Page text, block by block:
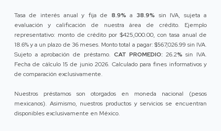
Tasa de interés anual y fija de 8.9% a 38.9% sin IVA, sujeta a
evaluación y calificación de nuestra área de crédito. Ejemplo
representativo: monto de crédito por $425,000.00, con tasa anual de
18.6% y a un plazo de 36 meses. Monto total a pagar: $567,026.99 sin IVA.
Sujeto a aprobación de préstamo. CAT PROMEDIO: 26.2% sin IVA.
Fecha de cálculo 15 de junio 2026. Calculado para fines informativos y
de comparación exclusivamente.
Nuestros préstamos son otorgados en moneda nacional (pesos
mexicanos). Asimismo, nuestros productos y servicios se encuentran
disponibles exclusivamente en México.